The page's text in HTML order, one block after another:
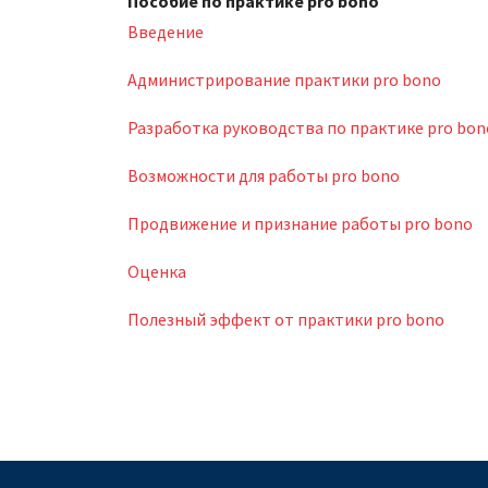
Введение
Администрирование практики pro bono
Разработка руководства по практике pro
Возможности для работы pro bono
Продвижение и признание работы pro bono
Оценка
Полезный эффект от практики pro bono